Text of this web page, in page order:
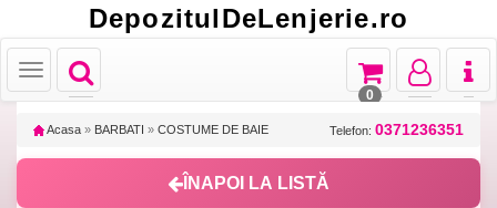
DepozitulDeLenjerie.ro
Toggle
navigation
Toggle
Toggle
navigation
Toggle
navigation
Toggle
navigation
0
Acasa » BARBATI » COSTUME DE BAIE Telefon: 0371236351
ÎNAPOI LA LISTĂ